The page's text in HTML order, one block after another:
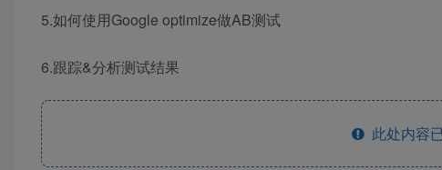
5.如何使用Google optimize做AB测试
6.跟踪&分析测试结果
此处内容